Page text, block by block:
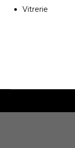
Vitrerie